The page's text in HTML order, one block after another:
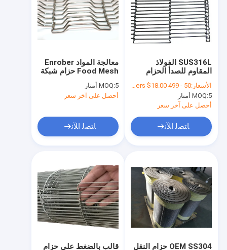
معالجة المواد Enrober
Food Mesh حزام شبكة
سلكية للبيتزا الشوكولاته
الناقل
MOQ:5 أمتار
أحصل على آخر سعر
ﺎﺘﺼﻟ ﺍﻶﻧ
SUS316L الفولاذ
المقاوم للصدأ الحزام
الناقل تلفيق شبكة
الأسلاك
الأسعار:50 - 499 Meters $19.00， >=500 Meters $18.00
MOQ:5 أمتار
أحصل على آخر سعر
ﺎﺘﺼﻟ ﺍﻶﻧ
قالب بالضغط على حزام
OEM SS304 حزام النقل